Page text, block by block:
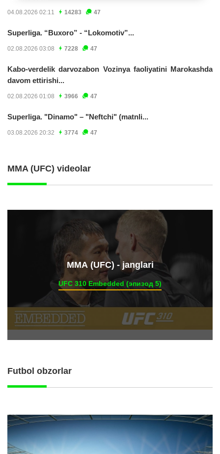
04.08.2026 02:11 14283 47
Superliga. “Buxoro” - “Lokomotiv”...
02.08.2026 03:08 7228 47
Kabo-verdelik darvozabon Vozinya faoliyatini Marokashda
davom ettirishi...
02.08.2026 01:08 3966 47
Superliga. "Dinamo" – "Neftchi" (matnli...
03.08.2026 20:32 3774 47
MMA (UFC) videolar
ММА (UFC) - janglari
UFC 310 Embedded (эпизод 5)
Futbol obzorlar